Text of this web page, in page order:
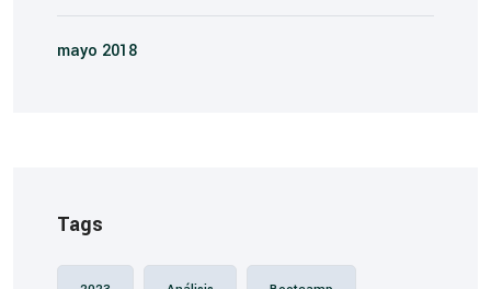
mayo 2018
Tags